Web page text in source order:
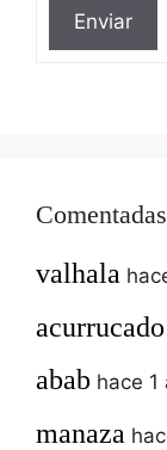
Enviar
valhala
acurrucado
abab hace 1
manaza